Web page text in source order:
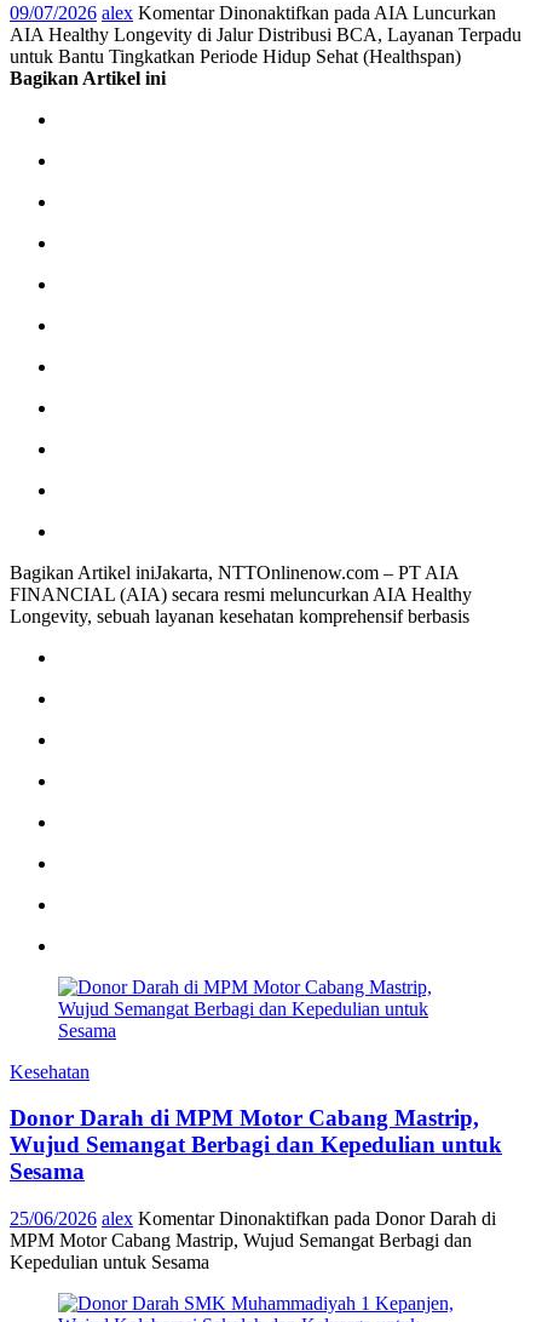
09/07/2026 alex Komentar Dinonaktifkan pada AIA Luncurkan
AIA Healthy Longevity di Jalur Distribusi BCA, Layanan Terpadu
untuk Bantu Tingkatkan Periode Hidup Sehat (Healthspan)
Bagikan Artikel ini
Bagikan Artikel iniJakarta, NTTOnlinenow.com – PT AIA
FINANCIAL (AIA) secara resmi meluncurkan AIA Healthy
Longevity, sebuah layanan kesehatan komprehensif berbasis
Kesehatan
Donor Darah di MPM Motor Cabang Mastrip,
Wujud Semangat Berbagi dan Kepedulian untuk
Sesama
25/06/2026 alex Komentar Dinonaktifkan pada Donor Darah di
MPM Motor Cabang Mastrip, Wujud Semangat Berbagi dan
Kepedulian untuk Sesama